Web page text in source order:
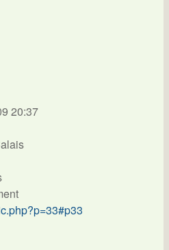
20:37